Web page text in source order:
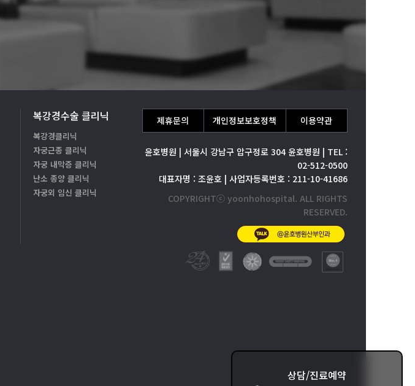
복강경수술 클리닉
복강경클리닉
자궁근종 클리닉
자궁 내막증 클리닉
난소 종양 클리닉
자궁외 임신 클리닉
이용약관
개인정보보호정책
제휴문의
윤호병원 | 서울시 강남구 압구정로 304 윤호병원 | TEL :
02-512-0500
대표자명 : 조윤호 | 사업자등록번호 : 211-10-41686
COPYRIGHTⓒ yoonhohospital. ALL RIGHTS
RESERVED.
상담/진료예약